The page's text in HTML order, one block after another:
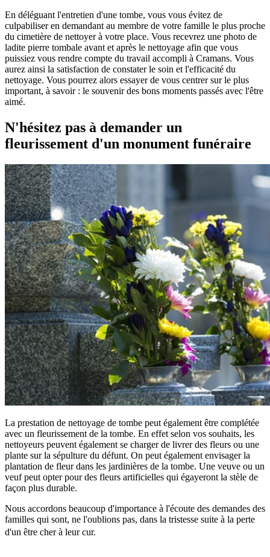
En déléguant l'entretien d'une tombe, vous vous évitez de
culpabiliser en demandant au membre de votre famille le plus proche
du cimetière de nettoyer à votre place. Vous recevrez une photo de
ladite pierre tombale avant et après le nettoyage afin que vous
puissiez vous rendre compte du travail accompli à Cramans. Vous
aurez ainsi la satisfaction de constater le soin et l'efficacité du
nettoyage. Vous pourrez alors essayer de vous centrer sur le plus
important, à savoir : le souvenir des bons moments passés avec l'être
aimé.
N'hésitez pas à demander un
fleurissement d'un monument funéraire
La prestation de nettoyage de tombe peut également être complétée
avec un fleurissement de la tombe. En effet selon vos souhaits, les
nettoyeurs peuvent également se charger de livrer des fleurs ou une
plante sur la sépulture du défunt. On peut également envisager la
plantation de fleur dans les jardinières de la tombe. Une veuve ou un
veuf peut opter pour des fleurs artificielles qui égayeront la stèle de
façon plus durable.
Nous accordons beaucoup d'importance à l'écoute des demandes des
familles qui sont, ne l'oublions pas, dans la tristesse suite à la perte
d'un être cher à leur cur.